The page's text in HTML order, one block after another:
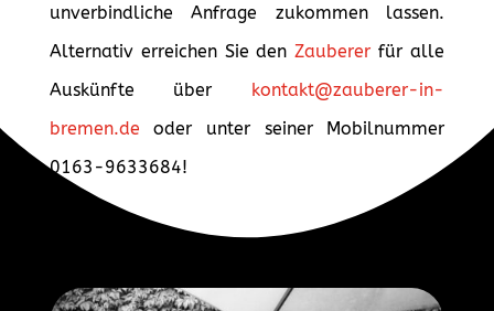
unverbindliche Anfrage zukommen lassen.
Alternativ erreichen Sie denZauberer für alle
Auskünfte über kontakt@zauberer-in-
bremen.de oder unter seiner Mobilnummer
0163-9633684!